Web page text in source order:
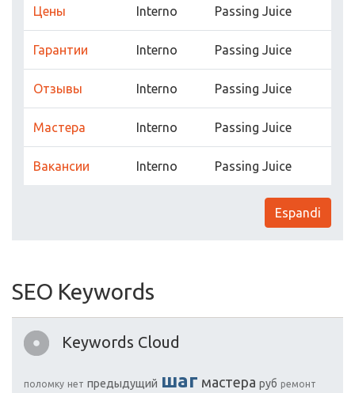
Цены Interno Passing Juice
Гарантии Interno Passing Juice
Отзывы Interno Passing Juice
Мастера Interno Passing Juice
Вакансии Interno Passing Juice
Espandi
SEO Keywords
Keywords Cloud
поломку нет предыдущий шаг мастера руб ремонт